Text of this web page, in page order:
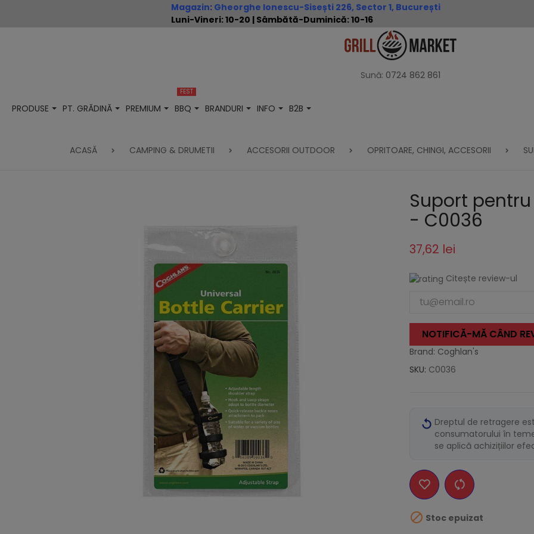
Magazin: Gheorghe Ionescu-Sisești 226, Sector 1, București
Luni-Vineri: 10-20 | Sâmbătă-Duminică: 10-16
Sună: 0724 862 861
PRODUSE PT. GRĂDINĂ PREMIUM BBQ
FEST
BRANDURI INFO B2B
ACASĂ CAMPING & DRUMETII ACCESORII OUTDOOR OPRITOARE, CHINGI, ACCESORII
Suport
- C0036
37,62 lei
Citește review-ul
NOTIFICĂ-MĂ CÂND
Brand: Coghlan's
SKU: C0036
Dreptul de retragere
consumatorului în
se aplică achizițiilor
 Stoc epuizat